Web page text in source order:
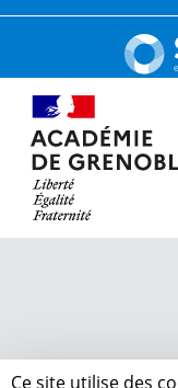
Ce site utilise des